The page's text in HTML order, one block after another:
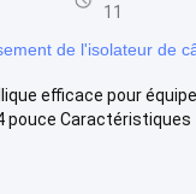
11
de l'isolateur de
efficace pour
Caractéristiques